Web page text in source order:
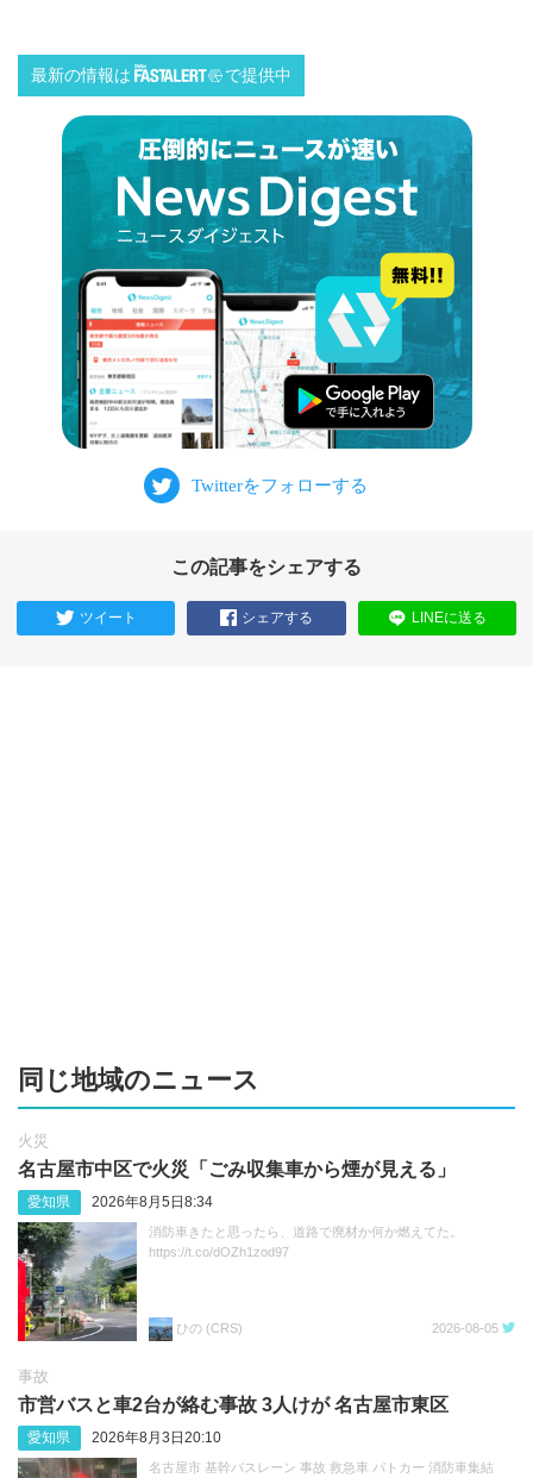
最新の情報は で提供中
この記事をシェアする
ツイート シェアする LINEに送る
同じ地域のニュース
火災
名古屋市中区で火災「ごみ収集車から煙が見える」
愛知県 2026年8月5日8:34
消防車きたと思ったら、道路で廃材か何か燃えてた。
https://t.co/dOZh1zod97
ひの (CRS) 2026-08-05
事故
市営バスと車2台が絡む事故 3人けが 名古屋市東区
愛知県 2026年8月3日20:10
名古屋市 基幹バスレーン 事故 救急車 パトカー 消防車集結